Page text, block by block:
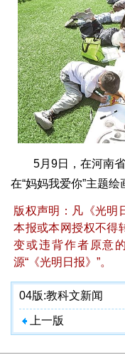
5月9日，在河南省
在“妈妈我爱你”主题绘
版权声明：凡《光明
本报或本网授权不得
变或违背作者原意
源“《光明日报》”。
04版:教科文新闻
上一版